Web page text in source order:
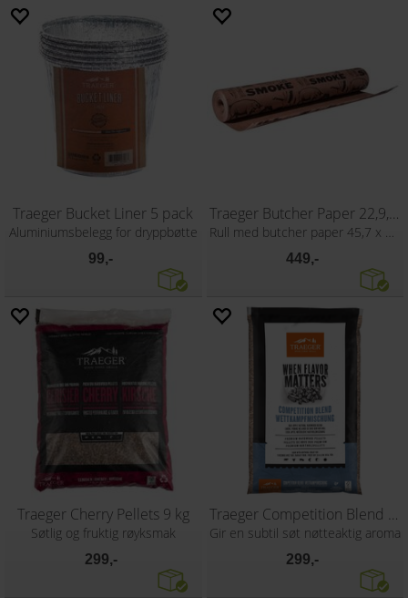
Traeger Bucket Liner 5 pack
Aluminiumsbelegg for dryppbøtte
99,-
Traeger Butcher Paper 22,9,m
Rull med butcher paper 45,7 x 22,9m
449,-
Traeger Cherry Pellets 9 kg
Søtlig og fruktig røyksmak
299,-
Traeger Competition Blend Pellets 9kg
Gir en subtil søt nøtteaktig aroma
299,-